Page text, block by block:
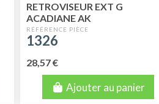
RETROVISEUR EXT G
ACADIANE AK
1326
28,57 €
Ajouter au panier